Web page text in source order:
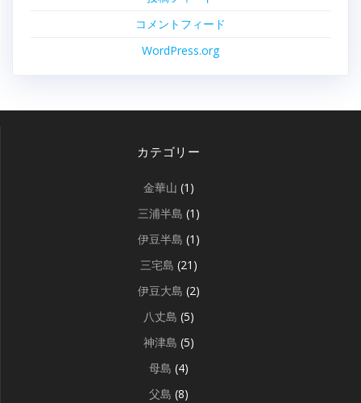
コメントフィード
WordPress.org
カテゴリー
金華山 (1)
三浦半島 (1)
伊豆半島 (1)
三宅島 (21)
伊豆大島 (2)
八丈島 (5)
神津島 (5)
母島 (4)
父島 (8)